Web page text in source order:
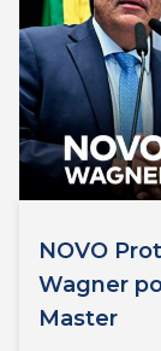
NOVO
Wagner
Master